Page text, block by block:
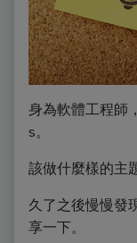
身為軟體工程師
s。
該做什麼樣的主
久了之後慢慢發
享一下。